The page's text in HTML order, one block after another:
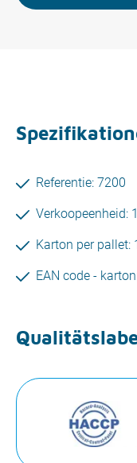
Referentie: 7200
Verkoopeenheid:
Karton per pallet:
EAN code -